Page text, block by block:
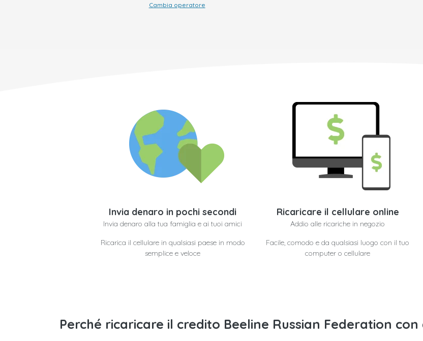
Cambia operatore
Invia denaro in pochi secondi
Invia denaro alla tua famiglia e ai tuoi amici
Ricarica il cellulare in qualsiasi paese in modo
semplice e veloce
Ricaricare il cellulare online
Addio alle ricariche in negozio
Facile, comodo e da qualsiasi luogo con il tuo
computer o cellulare
Perché ricaricare il credito Beeline Russian Federation con